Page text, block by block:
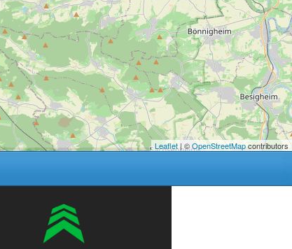
Leaflet| ©OpenStreetMapcontributors